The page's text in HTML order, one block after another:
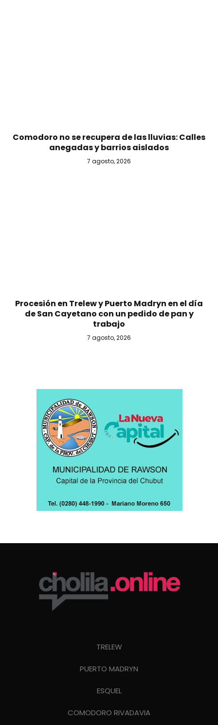
Comodoro no se recupera de las lluvias: Calles
anegadas y barrios aislados
7 agosto, 2026
Procesión en Trelew y Puerto Madryn en el día
de San Cayetano con un pedido de pan y
trabajo
7 agosto, 2026
TRELEW
PUERTO MADRYN
ESQUEL
COMODORO RIVADAVIA